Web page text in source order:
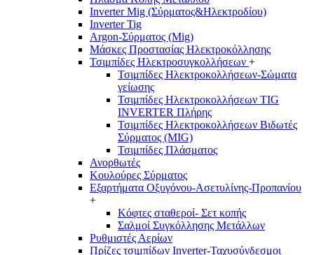
Inverter Mig (Σύρματος&Ηλεκτροδίου)
Inverter Tig
Argon-Σύρματος (Mig)
Μάσκες Προστασίας Ηλεκτροκόλλησης
Τσιμπίδες Ηλεκτροσυγκολλήσεων +
Τσιμπίδες Ηλεκτροκολλήσεων-Σώματα
γείωσης
Τσιμπίδες Ηλεκτροκολλήσεων TIG
INVERTER Πλήρης
Τσιμπίδες Ηλεκτροκολλήσεων Βιδωτές
Σύρματος (MIG)
Τσιμπίδες Πλάσματος
Ανορθωτές
Κουλούρες Σύρματος
Εξαρτήματα Οξυγόνου-Ασετυλίνης-Προπανίου
+
Κόφτες σταθεροί- Σετ κοπής
Σαλμοί Συγκόλλησης Μετάλλων
Ρυθμιστές Αερίων
Πρίζες τσιμπίδων Inverter-Ταχυσύνδεσμοι